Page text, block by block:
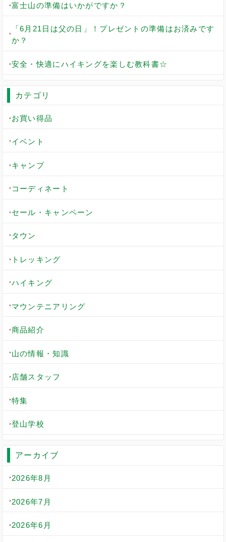
富士山の準備はいかがですか？
「6月21日は父の日」！プレゼントの準備はお済みです
か？
安全・快適にハイキングを楽しむ教科書☆
カテゴリ
お買い得品
イベント
キャンプ
コーディネート
セール・キャンペーン
タウン
トレッキング
ハイキング
マウンテニアリング
商品紹介
山の情報・知識
店舗スタッフ
特集
登山学校
アーカイブ
2026年8月
2026年7月
2026年6月